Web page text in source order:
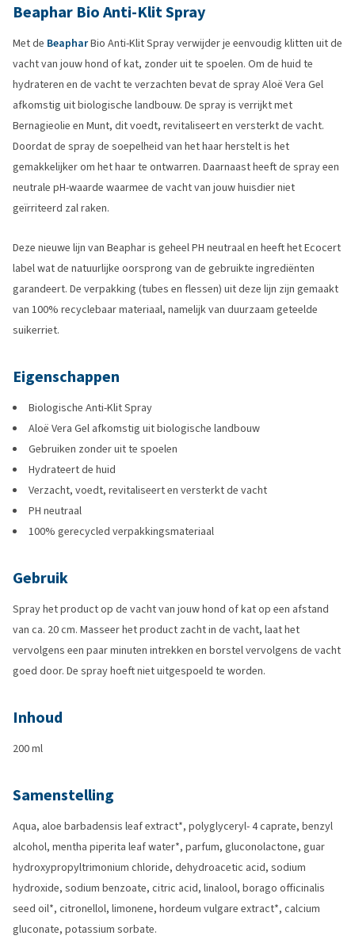
Beaphar Bio Anti-Klit Spray
Met de BeapharBio Anti-Klit Spray verwijder je eenvoudig klitten uit de
vacht van jouw hond of kat, zonder uit te spoelen. Om de huid te
hydrateren en de vacht te verzachten bevat de spray Aloë Vera Gel
afkomstig uit biologische landbouw. De spray is verrijkt met
Bernagieolie en Munt, dit voedt, revitaliseert en versterkt de vacht.
Doordat de spray de soepelheid van het haar herstelt is het
gemakkelijker om het haar te ontwarren. Daarnaast heeft de spray een
neutrale pH-waarde waarmee de vacht van jouw huisdier niet
geïrriteerd zal raken.
Deze nieuwe lijn van Beaphar is geheel PH neutraal en heeft het Ecocert
label wat de natuurlijke oorsprong van de gebruikte ingrediënten
garandeert. De verpakking (tubes en flessen) uit deze lijn zijn gemaakt
van 100% recyclebaar materiaal, namelijk van duurzaam geteelde
suikerriet.
Eigenschappen
Biologische Anti-Klit Spray
Aloë Vera Gel afkomstig uit biologische landbouw
Gebruiken zonder uit te spoelen
Hydrateert de huid
Verzacht, voedt, revitaliseert en versterkt de vacht
PH neutraal
100% gerecycled verpakkingsmateriaal
Gebruik
Spray het product op de vacht van jouw hond of kat op een afstand
van ca. 20 cm. Masseer het product zacht in de vacht, laat het
vervolgens een paar minuten intrekken en borstel vervolgens de vacht
goed door. De spray hoeft niet uitgespoeld te worden.
Inhoud
200 ml
Samenstelling
Aqua, aloe barbadensis leaf extract*, polyglyceryl- 4 caprate, benzyl
alcohol, mentha piperita leaf water*, parfum, gluconolactone, guar
hydroxypropyltrimonium chloride, dehydroacetic acid, sodium
hydroxide, sodium benzoate, citric acid, linalool, borago officinalis
seed oil*, citronellol, limonene, hordeum vulgare extract*, calcium
gluconate, potassium sorbate.